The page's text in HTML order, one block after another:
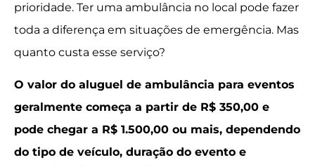
prioridade. Ter uma ambulância no local pode fazer
toda a diferença em situações de emergência. Mas
quanto custa esse serviço?
O valor do aluguel de ambulância para eventos
geralmente começa a partir de R$ 350,00 e
pode chegar a R$ 1.500,00 ou mais, dependendo
do tipo de veículo, duração do evento e